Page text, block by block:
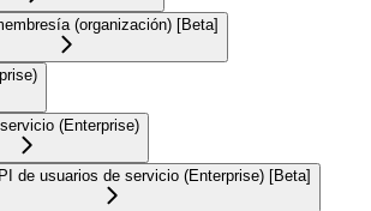
(organización) [Beta]
(Enterprise)
de usuarios de servicio (Enterprise) [Beta]